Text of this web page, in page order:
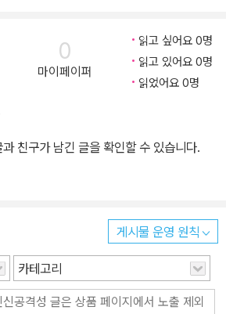
0
마이페이퍼
읽고 싶어요 0명
읽고 있어요 0명
읽었어요 0명
친구가 남긴 글을 확인할 수 있습니다.
게시물 운영 원칙
카테고리